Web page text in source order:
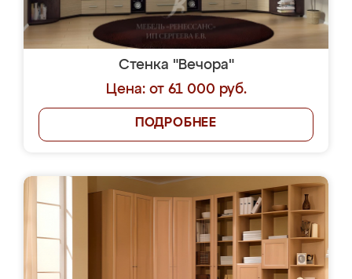
Стенка "Вечора"
Цена: от 61 000 руб.
ПОДРОБНЕЕ